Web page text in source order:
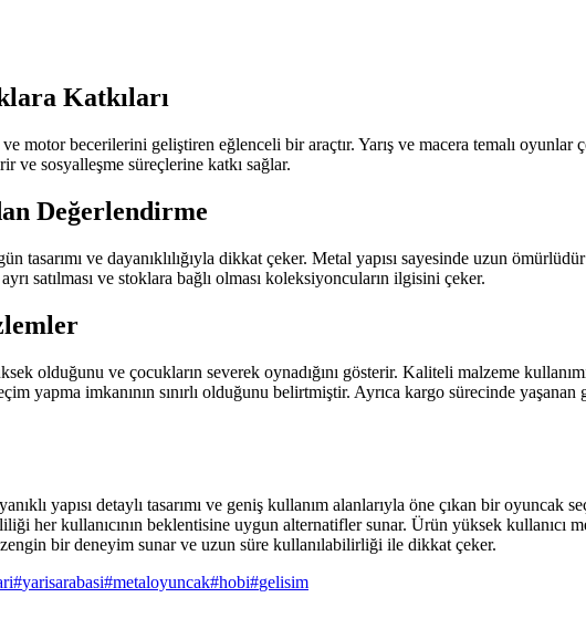
Katkıları
motor becerilerini geliştiren eğlenceli bir araçtır. Yarış ve macera temalı oyunlar
ve sosyalleşme süreçlerine katkı sağlar.
Değerlendirme
tasarımı ve dayanıklılığıyla dikkat çeker. Metal yapısı sayesinde uzun
satılması ve stoklara bağlı olması koleksiyoncuların ilgisini çeker.
olduğunu ve çocukların severek oynadığını gösterir. Kaliteli malzeme
yapma imkanının sınırlı olduğunu belirtmiştir. Ayrıca kargo sürecinde
yapısı detaylı tasarımı ve geniş kullanım alanlarıyla öne çıkan bir
her kullanıcının beklentisine uygun alternatifler sunar. Ürün yüksek kullanıcı
bir deneyim sunar ve uzun süre kullanılabilirliği ile dikkat çeker.
#yarisarabasi#metaloyuncak#hobi#gelisim